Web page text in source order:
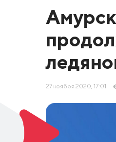
27 ноября 2020, 17:01